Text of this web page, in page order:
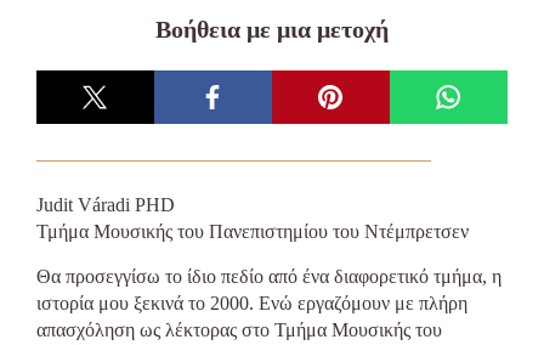
Βοήθεια με μια μετοχή
Judit Váradi PHD
Τμήμα Μουσικής του Πανεπιστημίου του Ντέμπρετσεν
Θα προσεγγίσω το ίδιο πεδίο από ένα διαφορετικό τμήμα, η
ιστορία μου ξεκινά το 2000. Ενώ εργαζόμουν με πλήρη
απασχόληση ως λέκτορας στο Τμήμα Μουσικής του